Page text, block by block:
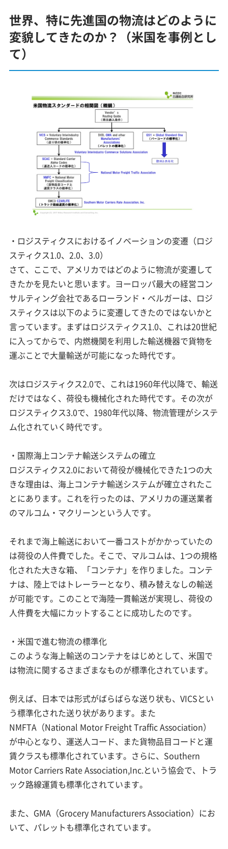
世界、特に先進国の物流はどのように
変貌してきたのか？（米国を事例とし
て）
・ロジスティクスにおけるイノベーションの変遷（ロジ
スティクス1.0、2.0、3.0）
さて、ここで、アメリカではどのように物流が変遷して
きたかを見たいと思います。ヨーロッパ最大の経営コン
サルティング会社であるローランド・ベルガーは、ロジ
スティクスは以下のように変遷してきたのではないかと
言っています。まずはロジスティクス1.0、これは20世紀
に入ってからで、内燃機関を利用した輸送機器で貨物を
運ぶことで大量輸送が可能になった時代です。
次はロジスティクス2.0で、これは1960年代以降で、輸送
だけではなく、荷役も機械化された時代です。その次が
ロジスティクス3.0で、1980年代以降、物流管理がシステ
ム化されていく時代です。
・国際海上コンテナ輸送システムの確立
ロジスティクス2.0において荷役が機械化できた1つの大
きな理由は、海上コンテナ輸送システムが確立されたこ
とにあります。これを行ったのは、アメリカの運送業者
のマルコム・マクリーンという人です。
それまで海上輸送において一番コストがかかっていたの
は荷役の人件費でした。そこで、マルコムは、1つの規格
化された大きな箱、「コンテナ」を作りました。コンテ
ナは、陸上ではトレーラーとなり、積み替えなしの輸送
が可能です。このことで海陸一貫輸送が実現し、荷役の
人件費を大幅にカットすることに成功したのです。
・米国で進む物流の標準化
このような海上輸送のコンテナをはじめとして、米国で
は物流に関するさまざまなものが標準化されています。
例えば、日本では形式がばらばらな送り状も、VICSとい
う標準化された送り状があります。また
NMFTA（National Motor Freight Traffic Association）
が中心となり、運送人コード、また貨物品目コードと運
賃クラスも標準化されています。さらに、Southern
Motor Carriers Rate Association,Inc.という協会で、トラ
ック路線運賃も標準化されています。
また、GMA（Grocery Manufacturers Association）にお
いて、パレットも標準化されています。